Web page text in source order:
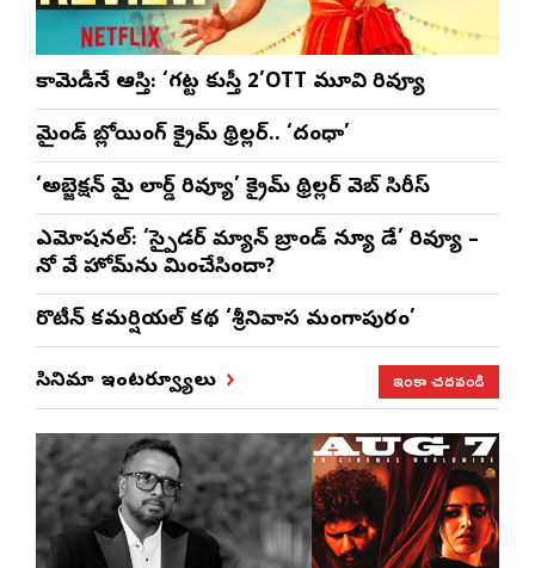
కామెడీనే ఆస్తి: ‘గట్ట కుస్తీ 2’OTT మూవి రివ్యూ
మైండ్ బ్లోయింగ్ క్రైమ్ థ్రిల్లర్.. ‘దంధా’
‘అబ్జెక్ష‌న్ మై లార్డ్ రివ్యూ’ క్రైమ్ థ్రిల్ల‌ర్ వెబ్ సిరీస్
ఎమోష‌న‌ల్‌: ‘స్పైడర్ మ్యాన్ బ్రాండ్ న్యూ డే’ రివ్యూ –
నో వే హోమ్‌ను మించేసిందా?
రొటీన్‌ కమర్షియల్‌ కథ ‘శ్రీనివాస మంగాపురం’
సినిమా ఇంటర్వ్యూలు ఇంకా చదవండి